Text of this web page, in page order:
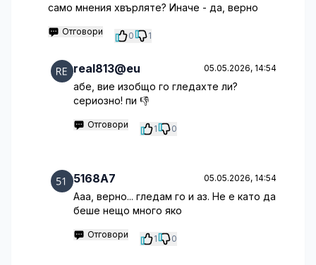
само мнения хвърляте? Иначе - да, верно
Отговори 0 1
real813@eu 05.05.2026, 14:54
абе, вие изобщо го гледахте ли?
сериозно! пи 👎
Отговори 1 0
5168A7 05.05.2026, 14:54
Ааа, верно... гледам го и аз. Не е като да
беше нещо много яко
Отговори 1 0